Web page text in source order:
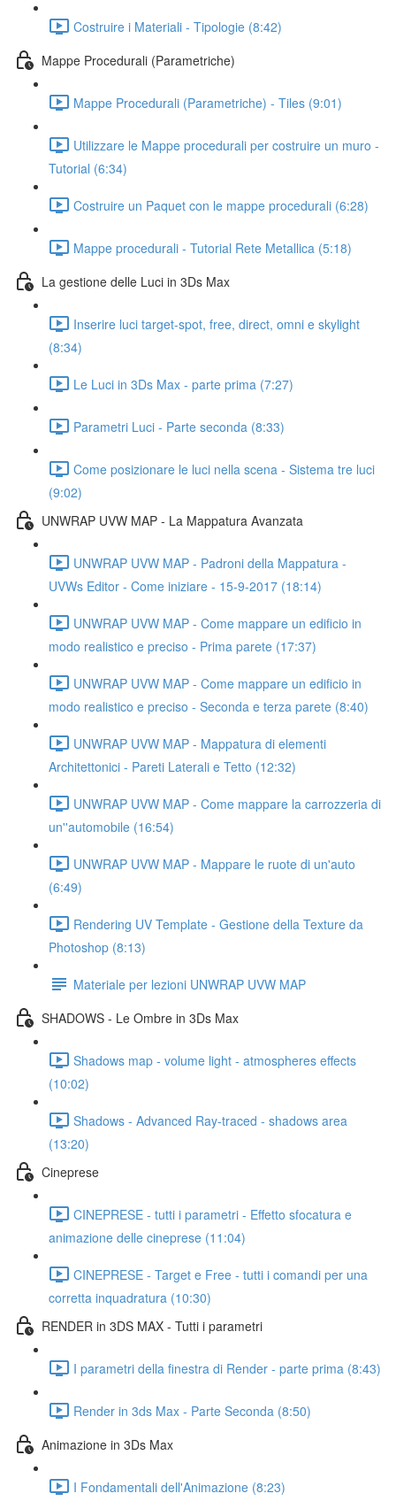
Costruire i Materiali - Tipologie (8:42)
Mappe Procedurali (Parametriche)
Mappe Procedurali (Parametriche) - Tiles (9:01)
Utilizzare le Mappe procedurali per costruire un muro -
Tutorial (6:34)
Costruire un Paquet con le mappe procedurali (6:28)
Mappe procedurali - Tutorial Rete Metallica (5:18)
La gestione delle Luci in 3Ds Max
Inserire luci target-spot, free, direct, omni e skylight
(8:34)
Le Luci in 3Ds Max - parte prima (7:27)
Parametri Luci - Parte seconda (8:33)
Come posizionare le luci nella scena - Sistema tre luci
(9:02)
UNWRAP UVW MAP - La Mappatura Avanzata
UNWRAP UVW MAP - Padroni della Mappatura -
UVWs Editor - Come iniziare - 15-9-2017 (18:14)
UNWRAP UVW MAP - Come mappare un edificio in
modo realistico e preciso - Prima parete (17:37)
UNWRAP UVW MAP - Come mappare un edificio in
modo realistico e preciso - Seconda e terza parete (8:40)
UNWRAP UVW MAP - Mappatura di elementi
Architettonici - Pareti Laterali e Tetto (12:32)
UNWRAP UVW MAP - Come mappare la carrozzeria di
un''automobile (16:54)
UNWRAP UVW MAP - Mappare le ruote di un'auto
(6:49)
Rendering UV Template - Gestione della Texture da
Photoshop (8:13)
Materiale per lezioni UNWRAP UVW MAP
SHADOWS - Le Ombre in 3Ds Max
Shadows map - volume light - atmospheres effects
(10:02)
Shadows - Advanced Ray-traced - shadows area
(13:20)
Cineprese
CINEPRESE - tutti i parametri - Effetto sfocatura e
animazione delle cineprese (11:04)
CINEPRESE - Target e Free - tutti i comandi per una
corretta inquadratura (10:30)
RENDER in 3DS MAX - Tutti i parametri
I parametri della finestra di Render - parte prima (8:43)
Render in 3ds Max - Parte Seconda (8:50)
Animazione in 3Ds Max
I Fondamentali dell'Animazione (8:23)